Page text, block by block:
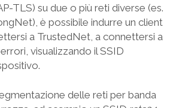
TLS) su due o più reti diverse (es.
è possibile indurre un client
a TrustedNet, a connettersi a
visualizzando il SSID
delle reti per banda